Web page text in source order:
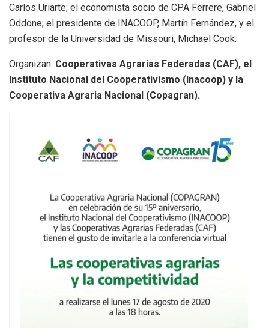
Carlos Uriarte; el economista socio de CPA Ferrere, Gabriel
Oddone; el presidente de INACOOP, Martín Fernández, y el
profesor de la Universidad de Missouri, Michael Cook.
Organizan: Cooperativas Agrarias Federadas (CAF), el
Instituto Nacional del Cooperativismo (Inacoop) y la
Cooperativa Agraria Nacional (Copagran).